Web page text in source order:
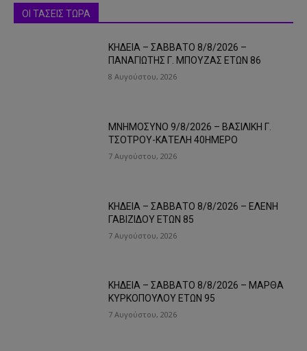
ΟΙ ΤΑΣΕΙΣ ΤΩΡΑ
ΚΗΔΕΙΑ – ΣΑΒΒΑΤΟ 8/8/2026 –
ΠΑΝΑΓΙΩΤΗΣ Γ. ΜΠΟΥΖΑΣ ΕΤΩΝ 86
8 Αυγούστου, 2026
ΜΝΗΜΟΣΥΝΟ 9/8/2026 – ΒΑΣΙΛΙΚΗ Γ.
ΤΣΟΤΡΟΥ-ΚΑΤΕΛΗ 40ΗΜΕΡΟ
7 Αυγούστου, 2026
ΚΗΔΕΙΑ – ΣΑΒΒΑΤΟ 8/8/2026 – ΕΛΕΝΗ
ΓΑΒΙΖΙΔΟΥ ΕΤΩΝ 85
7 Αυγούστου, 2026
ΚΗΔΕΙΑ – ΣΑΒΒΑΤΟ 8/8/2026 – ΜΑΡΘΑ
ΚΥΡΚΟΠΟΥΛΟΥ ΕΤΩΝ 95
7 Αυγούστου, 2026